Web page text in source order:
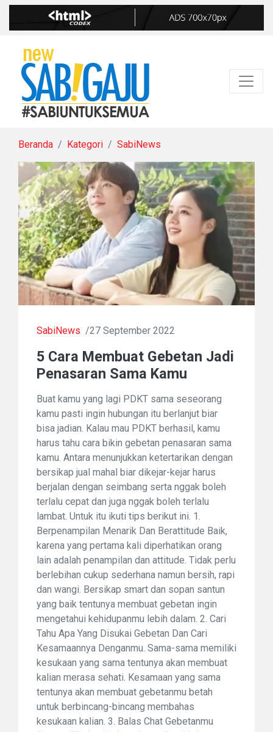
Beranda Kategori SabiNews
SabiNews /27 September 2022
5 Cara Membuat Gebetan Jadi
Penasaran Sama Kamu
Buat kamu yang lagi PDKT sama seseorang
kamu pasti ingin hubungan itu berlanjut biar
bisa jadian. Kalau mau PDKT berhasil, kamu
harus tahu cara bikin gebetan penasaran sama
kamu. Antara menunjukkan ketertarikan dengan
bersikap jual mahal biar dikejar-kejar harus
berjalan dengan seimbang serta nggak boleh
terlalu cepat dan juga nggak boleh terlalu
lambat. Untuk itu ikuti tips berikut ini. 1.
Berpenampilan Menarik Dan Berattitude Baik,
karena yang pertama kali diperhatikan orang
lain adalah penampilan dan attitude. Tidak perlu
berlebihan cukup sederhana namun bersih, rapi
dan wangi. Bersikap smart dan sopan santun
yang baik tentunya membuat gebetan ingin
mengetahui kehidupanmu lebih dalam. 2. Cari
Tahu Apa Yang Disukai Gebetan Dan Cari
Kesamaannya Denganmu. Sama-sama memiliki
kesukaan yang sama tentunya akan membuat
kalian merasa sehati. Kesamaan yang sama
tentunya akan membuat gebetanmu betah
untuk berbincang-bincang membahas
kesukaan kalian. 3. Balas Chat Gebetanmu